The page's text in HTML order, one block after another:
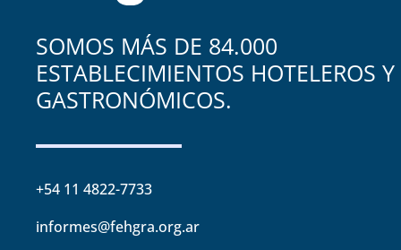
SOMOS MÁS DE 84.000
ESTABLECIMIENTOS HOTELEROS Y
GASTRONÓMICOS.
+54 11 4822-7733
informes@fehgra.org.ar